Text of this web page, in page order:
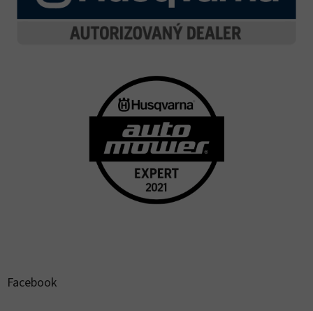
Facebook